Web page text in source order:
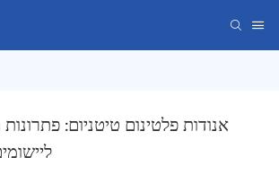
אנודות פלטינום טיטניום: